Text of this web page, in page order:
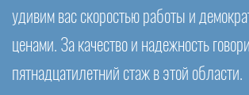
удивим вас скоростью работы и
ценами. За качество и надежность
пятнадцатилетний стаж в этой области.